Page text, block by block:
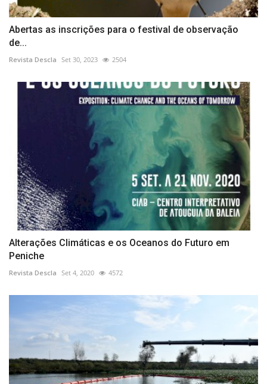
Abertas as inscrições para o festival de observação
de...
Revista Descla Set 30, 2023 2504
Alterações Climáticas e os Oceanos do Futuro em
Peniche
Revista Descla Set 4, 2020 4572